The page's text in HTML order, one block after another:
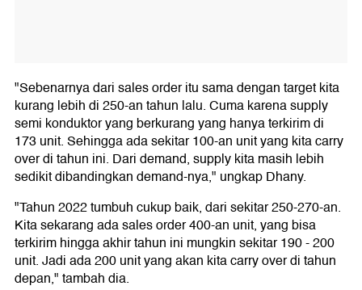
"Sebenarnya dari sales order itu sama dengan target kita
kurang lebih di 250-an tahun lalu. Cuma karena supply
semi konduktor yang berkurang yang hanya terkirim di
173 unit. Sehingga ada sekitar 100-an unit yang kita carry
over di tahun ini. Dari demand, supply kita masih lebih
sedikit dibandingkan demand-nya," ungkap Dhany.
"Tahun 2022 tumbuh cukup baik, dari sekitar 250-270-an.
Kita sekarang ada sales order 400-an unit, yang bisa
terkirim hingga akhir tahun ini mungkin sekitar 190 - 200
unit. Jadi ada 200 unit yang akan kita carry over di tahun
depan," tambah dia.